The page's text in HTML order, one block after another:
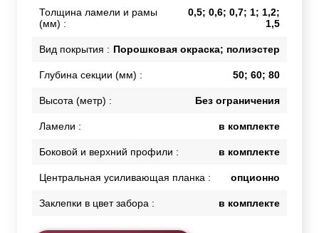
Толщина ламели и рамы
(мм) :
0,5; 0,6; 0,7; 1; 1,2;
1,5
Вид покрытия : Порошковая окраска; полиэстер
Глубина секции (мм) : 50; 60; 80
Высота (метр) : Без ограничения
Ламели : в комплекте
Боковой и верхний профили : в комплекте
Центральная усиливающая планка : опционно
Заклепки в цвет забора : в комплекте